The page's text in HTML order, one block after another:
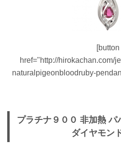
[button
href="http://hirokachan.com/
naturalpigeonbloodruby-
プラチナ９００ 非加熱 パ
ダイヤモン